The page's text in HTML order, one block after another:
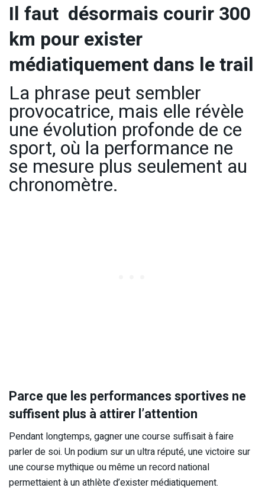
Il faut désormais courir 300
km pour exister
médiatiquement dans le trail
La phrase peut sembler
provocatrice, mais elle révèle
une évolution profonde de ce
sport, où la performance ne
se mesure plus seulement au
chronomètre.
Parce que les performances sportives ne
suffisent plus à attirer l’attention
Pendant longtemps, gagner une course suffisait à faire
parler de soi. Un podium sur un ultra réputé, une victoire sur
une course mythique ou même un record national
permettaient à un athlète d’exister médiatiquement.